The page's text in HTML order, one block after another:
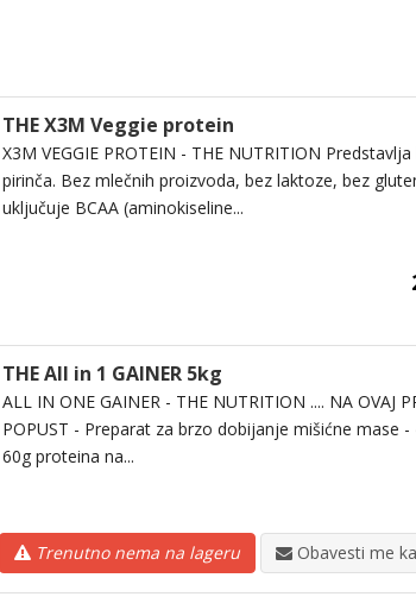
THE X3M Veggie protein
X3M VEGGIE PROTEIN - THE NUTRITION
pirinča. Bez mlečnih proizvoda, bez laktoze, bez
uključuje BCAA (aminokiseline...
THE All in 1 GAINER 5kg
ALL IN ONE GAINER - THE NUTRITION .... NA OVAJ
POPUST - Preparat za brzo dobijanje mišićne mase
60g proteina na...
Trenutno nema na lageru Obavesti me